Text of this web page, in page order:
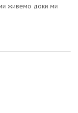
живемо доки ми